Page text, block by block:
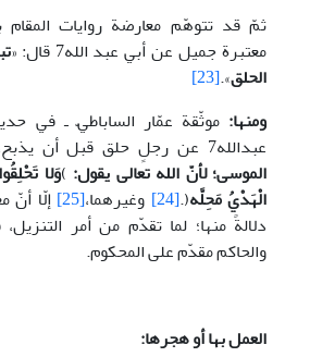
ثمّ قد تتوهّم معارضة روايات المقام
معتبرة جميل عن أبي عبد الله7 قال: «
الحلق».
[23]
ومنها: موثّقة عمّار الساباطيّ ـ في
عبدالله7 عن رجلٍ حلق قبل أن يذبح، قال: «
الموسى؛ لأنّ الله تعالى يقول: )وَلا
الْهَدْيُ مَحِلَّه(.
[24] وغيرهما،[25]
إلّا أنّ
دلالةً منها؛ لما تقدّم من أمر التنزيل،
والحاكم مقدّم على المحكوم.
العمل بها أو هجرها: